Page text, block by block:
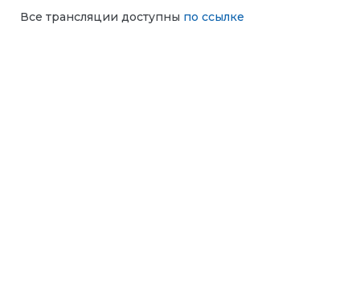
Все трансляции доступны по ссылке